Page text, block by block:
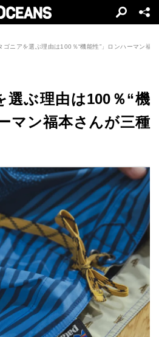
ゴニアを選ぶ理由は100％“機能性”」ロンハーマン福
選ぶ理由は100％“機
マン福本さんが三種